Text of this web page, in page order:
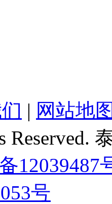
| 网站地
Reserved.
12039487
号